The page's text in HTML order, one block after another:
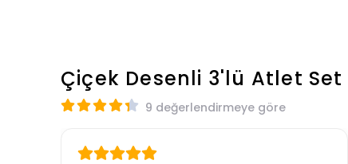
Çiçek Desenli 3'lü Atlet Set
9 değerlendirmeye göre